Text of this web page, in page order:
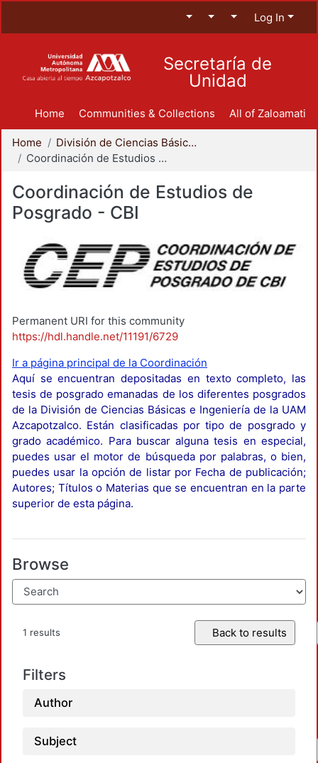
Log In
Secretaría de
Unidad
Home Communities & Collections All of Zaloamati
Home
División de Ciencias Básicas e Ingeniería
Coordinación de Estudios de Posgrado - CBI
Coordinación de Estudios de
Posgrado - CBI
Permanent URI for this community
https://hdl.handle.net/11191/6729
Ir a página principal de la Coordinación
Aquí se encuentran depositadas en texto completo, las
tesis de posgrado emanadas de los diferentes posgrados
de la División de Ciencias Básicas e Ingeniería de la UAM
Azcapotzalco. Están clasificadas por tipo de posgrado y
grado académico. Para buscar alguna tesis en especial,
puedes usar el motor de búsqueda por palabras, o bien,
puedes usar la opción de listar por Fecha de publicación;
Autores; Títulos o Materias que se encuentran en la parte
superior de esta página.
Browse
1 results Back to results
Filters
Author
Subject